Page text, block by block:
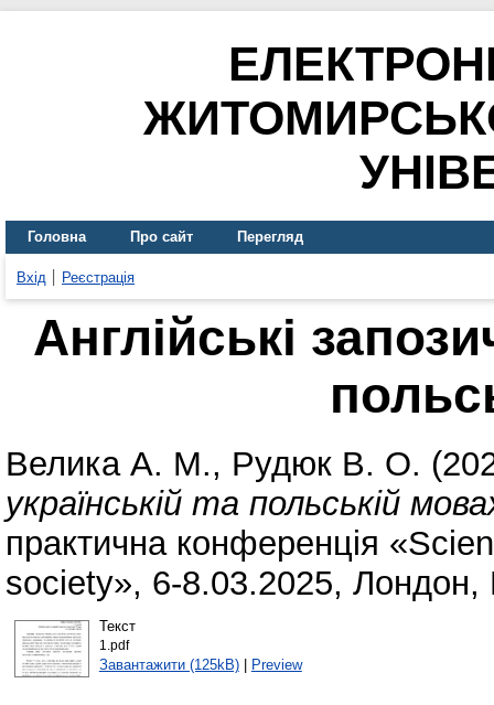
Головна Про сайт Перегляд
Вхід Реєстрація
Англійські
Велика А. М., Рудюк В. О.
українській та польській
практична конференція
society», 6-8.03.2025, Лондон,
Текст
1.pdf
Завантажити (125kB)| Preview